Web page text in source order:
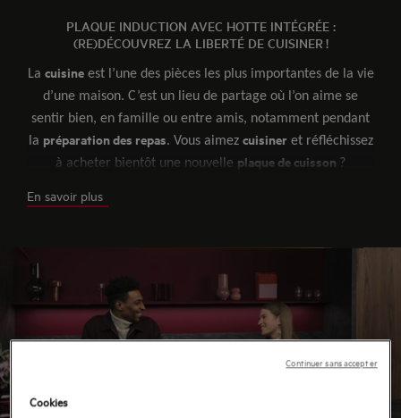
PLAQUE INDUCTION AVEC HOTTE INTÉGRÉE :
(RE)DÉCOUVREZ LA LIBERTÉ DE CUISINER !
La cuisineest l’une des pièces les plus importantes de la vie
d’une maison. C’est un lieu de partage où l’on aime se
sentir bien, en famille ou entre amis, notamment pendant
la préparation des repas. Vous aimez cuisiner et réfléchissez
à acheter bientôt une nouvelle plaque de cuisson ?
formidables qualités et équipée d’une
nombreuses caractéristiques.
En savoir plus
Cookies
Continuer sans accepter